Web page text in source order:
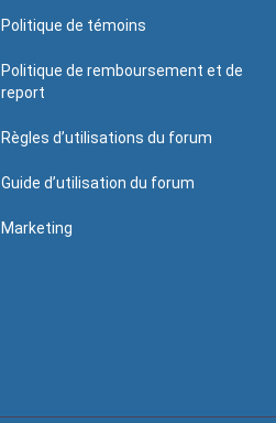
Politique de témoins
Politique de remboursement et de
report
Règles d’utilisations du forum
Guide d’utilisation du forum
Marketing